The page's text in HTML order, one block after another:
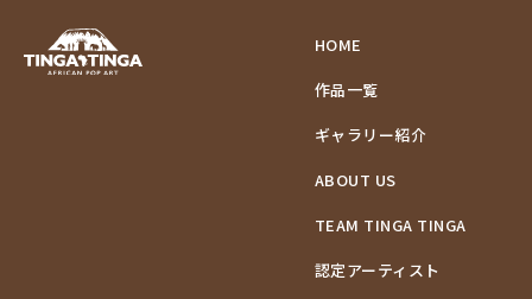
HOME
作品一覧
ギャラリー紹介
ABOUT US
TEAM TINGA TINGA
認定アーティスト